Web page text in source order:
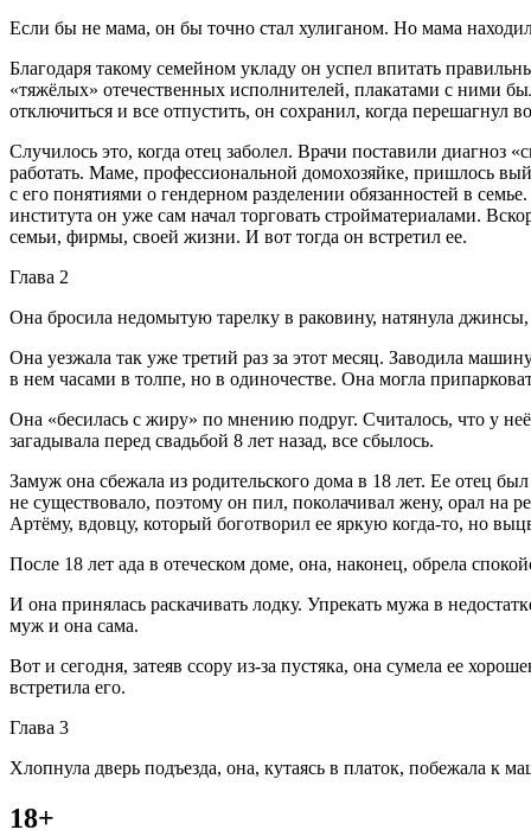
Если бы не мама, он бы точно стал хулиганом. Но мама
Благодаря такому семейном укладу он успел впитать
«тяжёлых» отечественных исполнителей, плакатами с ними
отключиться и все отпустить, он сохранил, когда перешагнул
Случилось это, когда отец заболел. Врачи поставили
работать. Маме, профессиональной домохозяйке, пришлось
с его понятиями о гендерном разделении обязанностей в
института он уже сам начал торговать стройматериалами.
семьи, фирмы, своей жизни. И вот тогда он встретил ее.
Глава 2
Она бросила недомытую тарелку в раковину, натянула
Она уезжала так уже третий раз за этот месяц. Заводила
в нем часами в толпе, но в одиночестве. Она могла
Она «бесилась с жиру» по мнению подруг. Считалось, что у
загадывала перед свадьбой 8 лет назад, все сбылось.
Замуж она сбежала из родительского дома в 18 лет. Ее отец
не существовало, поэтому он пил, поколачивал жену, орал на
Артёму, вдовцу, который боготворил ее яркую когда-то, но
После 18 лет ада в отеческом доме, она, наконец, обрела
И она принялась раскачивать лодку. Упрекать мужа в
муж и она сама.
Вот и сегодня, затеяв ссору из-за пустяка, она сумела ее
встретила его.
Глава 3
Хлопнула дверь подъезда, она, кутаясь в платок, побежала к
18+